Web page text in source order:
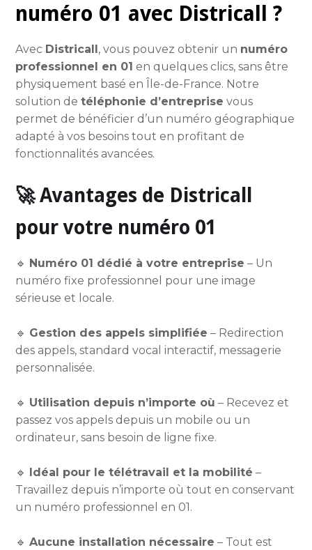
numéro 01 avec Districall ?
Avec Districall , vous pouvez obtenir un numéro
professionnel en 01 en quelques clics, sans être
physiquement basé en Île-de-France. Notre
solution detéléphonie d’entreprise vous
permet de bénéficier d’un numéro géographique
adapté à vos besoins tout en profitant de
fonctionnalités avancées.
🚀 Avantages de Districall
pour votre numéro 01
🔹 Numéro 01 dédié à votre entreprise – Un
numéro fixe professionnel pour une image
sérieuse et locale.
🔹 Gestion des appels simplifiée – Redirection
des appels, standard vocal interactif, messagerie
personnalisée.
🔹 Utilisation depuis n’importe où – Recevez et
passez vos appels depuis un mobile ou un
ordinateur, sans besoin de ligne fixe.
🔹 Idéal pour le télétravail et la mobilité –
Travaillez depuis n’importe où tout en conservant
un numéro professionnel en 01.
🔹Aucune installation nécessaire – Tout est